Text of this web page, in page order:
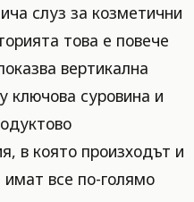
слуз за козметични
това е повече
вертикална
ключова суровина и
в която произходът и
имат все по-голямо